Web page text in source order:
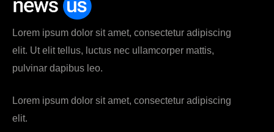
Lorem ipsum dolor sit amet, consectetur adipiscing
elit. Ut elit tellus, luctus nec ullamcorper mattis,
pulvinar dapibus leo.
Lorem ipsum dolor sit amet, consectetur adipiscing
elit.